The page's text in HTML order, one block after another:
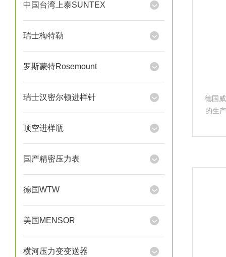
中国台湾上泰SUNTEX
瑞士梅特勒
罗斯蒙特Rosemount
瑞士汉密尔顿进样针
顶空进样瓶
国产精密压力表
德国WTW
美国MENSOR
横河压力变变送器
德国
的生
堡，